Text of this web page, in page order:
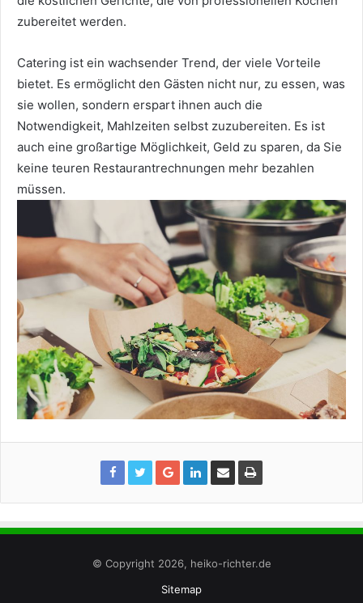
zubereitet werden.
Catering ist ein wachsender Trend, der viele Vorteile
bietet. Es ermöglicht den Gästen nicht nur, zu essen, was
sie wollen, sondern erspart ihnen auch die
Notwendigkeit, Mahlzeiten selbst zuzubereiten. Es ist
auch eine großartige Möglichkeit, Geld zu sparen, da Sie
keine teuren Restaurantrechnungen mehr bezahlen
müssen.
© Copyright 2026, heiko-richter.de
Sitemap